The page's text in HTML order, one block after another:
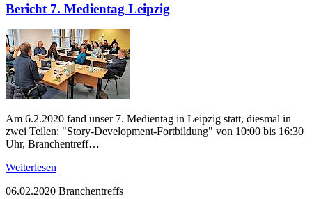
Bericht 7. Medientag Leipzig
Am 6.2.2020 fand unser 7. Medientag in Leipzig statt, diesmal in
zwei Teilen: "Story-Development-Fortbildung" von 10:00 bis 16:30
Uhr, Branchentreff…
Weiterlesen
06.02.2020 Branchentreffs